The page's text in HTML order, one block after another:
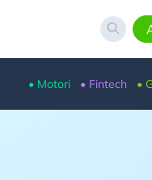
• Motori • Fintech •